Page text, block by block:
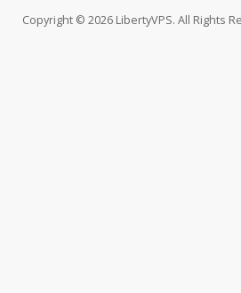
Copyright © 2026 LibertyVPS. All Rights